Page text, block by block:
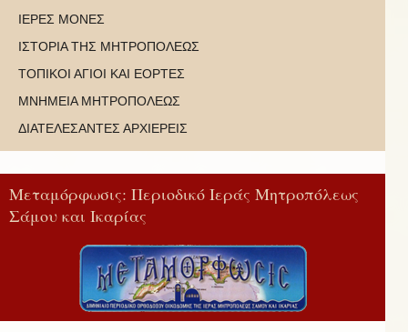
ΙΕΡΕΣ ΜΟΝΕΣ
ΙΣΤΟΡΙΑ ΤΗΣ ΜΗΤΡΟΠΟΛΕΩΣ
ΤΟΠΙΚΟΙ ΑΓΙΟΙ ΚΑΙ ΕΟΡΤΕΣ
ΜΝΗΜΕΙΑ ΜΗΤΡΟΠΟΛΕΩΣ
ΔΙΑΤΕΛΕΣΑΝΤΕΣ ΑΡΧΙΕΡΕΙΣ
Μεταμόρφωσις: Περιοδικό Ιεράς Μητροπόλεως
Σάμου και Ικαρίας